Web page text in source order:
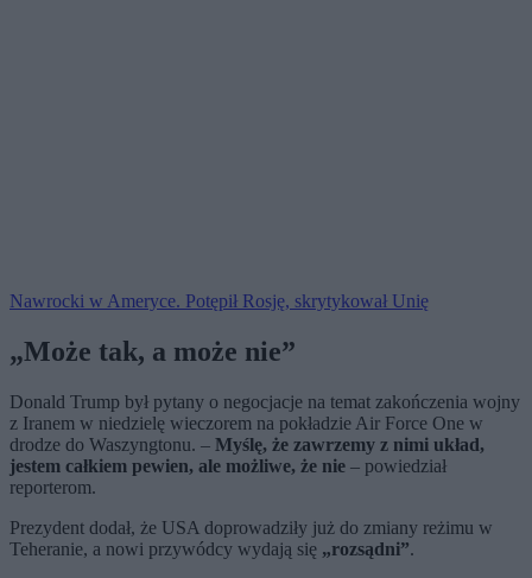
Nawrocki w Ameryce. Potępił Rosję, skrytykował Unię
„Może tak, a może nie”
Donald Trump był pytany o negocjacje na temat zakończenia wojny
z Iranem w niedzielę wieczorem na pokładzie Air Force One w
drodze do Waszyngtonu. – Myślę, że zawrzemy z nimi układ,
jestem całkiem pewien, ale możliwe, że nie – powiedział
reporterom.
Prezydent dodał, że USA doprowadziły już do zmiany reżimu w
Teheranie, a nowi przywódcy wydają się „rozsądni”.